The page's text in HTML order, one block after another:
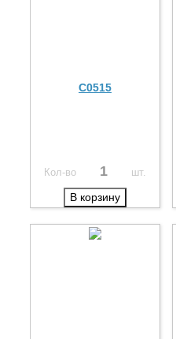
C0515
Кол-во шт.
В корзину